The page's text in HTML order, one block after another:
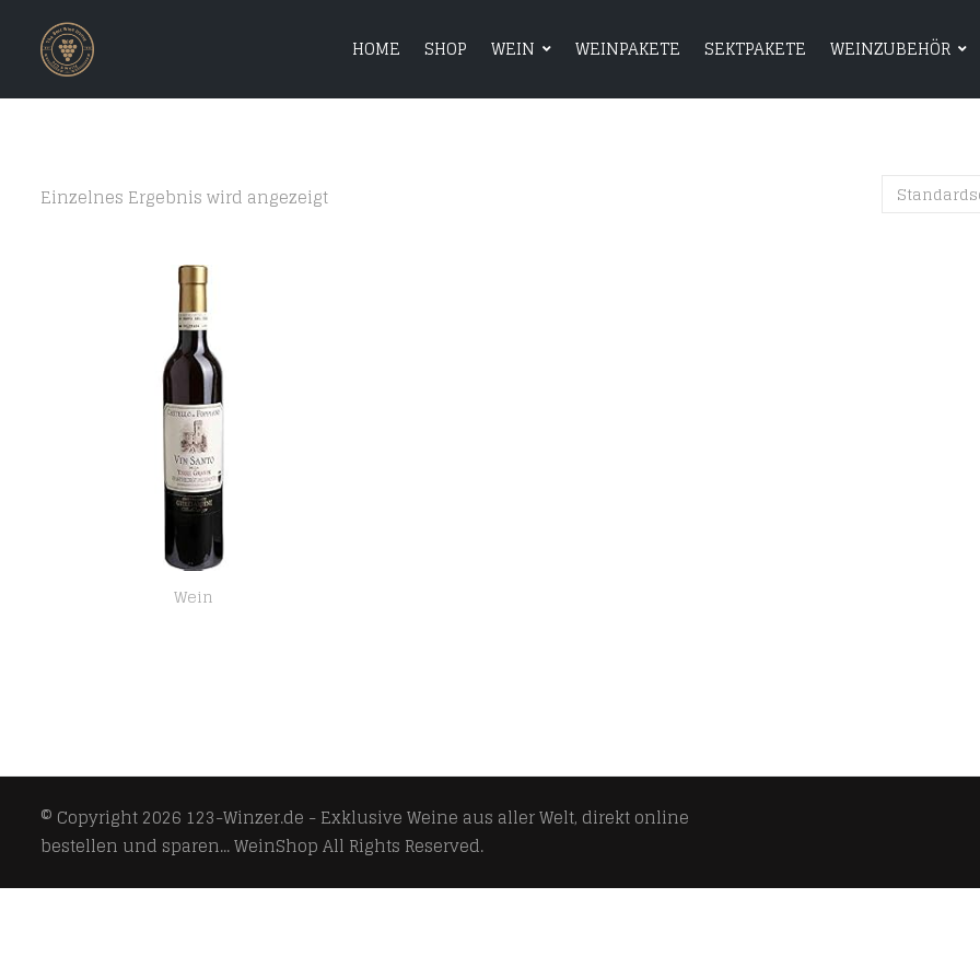
HOME SHOP WEIN WEINPAKETE SEKTPAKETE WEINZUBEHÖR
HOME SHOP WEIN WEINPAKETE
Einzelnes Ergebnis wird angezeigt
Wein
© Copyright 2026 123-Winzer.de - Exklusive Weine aus aller Welt, direkt online
bestellen und sparen... WeinShopAll Rights Reserved.